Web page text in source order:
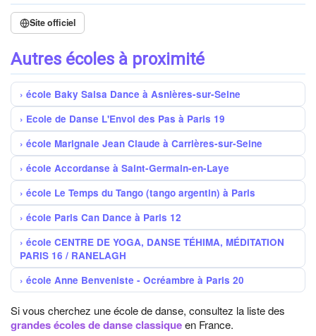
Site officiel
Autres écoles à proximité
école Baky Salsa Dance à Asnières-sur-Seine
Ecole de Danse L'Envol des Pas à Paris 19
école Marignale Jean Claude à Carrières-sur-Seine
école Accordanse à Saint-Germain-en-Laye
école Le Temps du Tango (tango argentin) à Paris
école Paris Can Dance à Paris 12
école CENTRE DE YOGA, DANSE TÉHIMA, MÉDITATION
PARIS 16 / RANELAGH
école Anne Benveniste - Ocréambre à Paris 20
Si vous cherchez une école de danse, consultez la liste des
grandes écoles de danse classiqueen France.